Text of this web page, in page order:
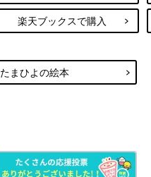
楽天ブックスで購入
たまひよの絵本